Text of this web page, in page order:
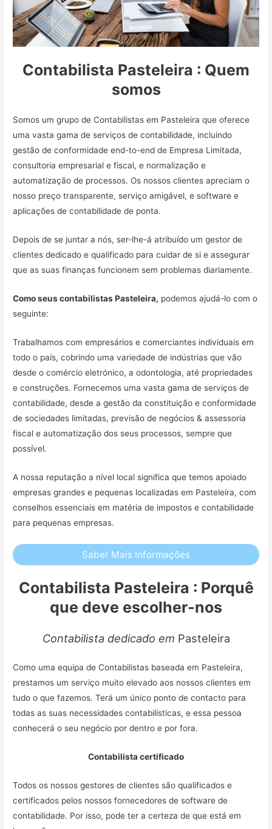
Contabilista Pasteleira : Quem
somos
Somos um grupo de Contabilistas em Pasteleira que oferece
uma vasta gama de serviços de contabilidade, incluindo
gestão de conformidade end-to-end de Empresa Limitada,
consultoria empresarial e fiscal, e normalização e
automatização de processos. Os nossos clientes apreciam o
nosso preço transparente, serviço amigável, e software e
aplicações de contabilidade de ponta.
Depois de se juntar a nós, ser-lhe-á atribuído um gestor de
clientes dedicado e qualificado para cuidar de si e assegurar
que as suas finanças funcionem sem problemas diariamente.
Como seus contabilistas Pasteleira, podemos ajudá-lo com o
seguinte:
Trabalhamos com empresários e comerciantes individuais em
todo o país, cobrindo uma variedade de indústrias que vão
desde o comércio eletrónico, a odontologia, até propriedades
e construções. Fornecemos uma vasta gama de serviços de
contabilidade, desde a gestão da constituição e conformidade
de sociedades limitadas, previsão de negócios & assessoria
fiscal e automatização dos seus processos, sempre que
possível.
A nossa reputação a nível local significa que temos apoiado
empresas grandes e pequenas localizadas em Pasteleira, com
conselhos essenciais em matéria de impostos e contabilidade
para pequenas empresas.
Saber Mais Informações
Contabilista Pasteleira : Porquê
que deve escolher-nos
Contabilista dedicado em Pasteleira
Como uma equipa de Contabilistas baseada em Pasteleira,
prestamos um serviço muito elevado aos nossos clientes em
tudo o que fazemos. Terá um único ponto de contacto para
todas as suas necessidades contabilísticas, e essa pessoa
conhecerá o seu negócio por dentro e por fora.
Contabilista certificado
Todos os nossos gestores de clientes são qualificados e
certificados pelos nossos fornecedores de software de
contabilidade. Por isso, pode ter a certeza de que está em